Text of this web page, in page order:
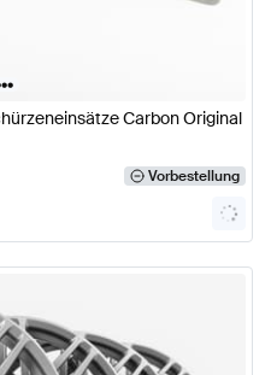
••
Carbon Original
Vorbestellung